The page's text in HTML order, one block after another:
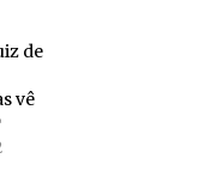
de
vê